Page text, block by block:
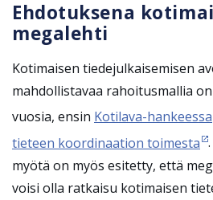
Ehdotuksena
megalehti
Kotimaisen tiedejulkaisemisen
mahdollistavaa rahoitusmallia
vuosia, ensin Kotilava-hankeessa
tieteen koordinaation toimesta
myötä on myös esitetty, että
voisi olla ratkaisu kotimaisen